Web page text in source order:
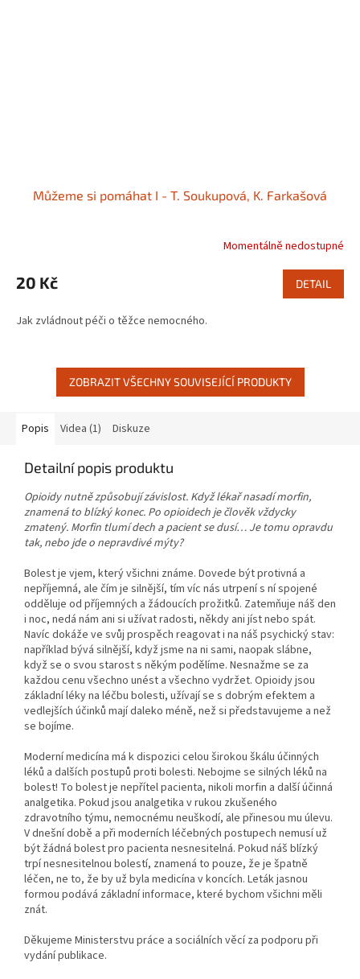
Můžeme si pomáhat I - T. Soukupová, K. Farkašová
Momentálně nedostupné
20 Kč DETAIL
Jak zvládnout péči o těžce nemocného.
ZOBRAZIT VŠECHNY SOUVISEJÍCÍ PRODUKTY
Popis Videa (1) Diskuze
Detailní popis produktu
Opioidy nutně způsobují závislost. Když lékař nasadí morfin,
znamená to blízký konec. Po opioidech je člověk vždycky
zmatený. Morfin tlumí dech a pacient se dusí… Je tomu opravdu
tak, nebo jde o nepravdivé mýty?
Bolest je vjem, který všichni známe. Dovede být protivná a
nepříjemná, ale čím je silnější, tím víc nás utrpení s ní spojené
odděluje od příjemných a žádoucích prožitků. Zatemňuje náš den
i noc, nedá nám ani si užívat radosti, někdy ani jíst nebo spát.
Navíc dokáže ve svůj prospěch reagovat i na náš psychický stav:
například bývá silnější, když jsme na ni sami, naopak slábne,
když se o svou starost s někým podělíme. Nesnažme se za
každou cenu všechno unést a všechno vydržet. Opioidy jsou
základní léky na léčbu bolesti, užívají se s dobrým efektem a
vedlejších účinků mají daleko méně, než si představujeme a než
se bojíme.
Moderní medicína má k dispozici celou širokou škálu účinných
léků a dalších postupů proti bolesti. Nebojme se silných léků na
bolest! To bolest je nepřítel pacienta, nikoli morfin a další účinná
analgetika. Pokud jsou analgetika v rukou zkušeného
zdravotního týmu, nemocnému neuškodí, ale přinesou mu úlevu.
V dnešní době a při moderních léčebných postupech nemusí už
být žádná bolest pro pacienta nesnesitelná. Pokud náš blízký
trpí nesnesitelnou bolestí, znamená to pouze, že je špatně
léčen, ne to, že by už byla medicína v koncích. Leták jasnou
formou podává základní informace, které bychom všichni měli
znát.
Děkujeme Ministerstvu práce a sociálních věcí za podporu při
vydání publikace.